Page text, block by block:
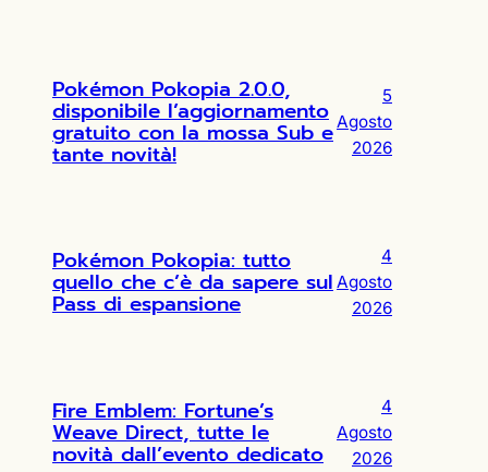
Pokémon Pokopia 2.0.0,
disponibile l’aggiornamento
gratuito con la mossa Sub e
tante novità!
5
Agosto
2026
Pokémon Pokopia: tutto
quello che c’è da sapere sul
Pass di espansione
4
Agosto
2026
Fire Emblem: Fortune’s
Weave Direct, tutte le
novità dall’evento dedicato
4
Agosto
2026